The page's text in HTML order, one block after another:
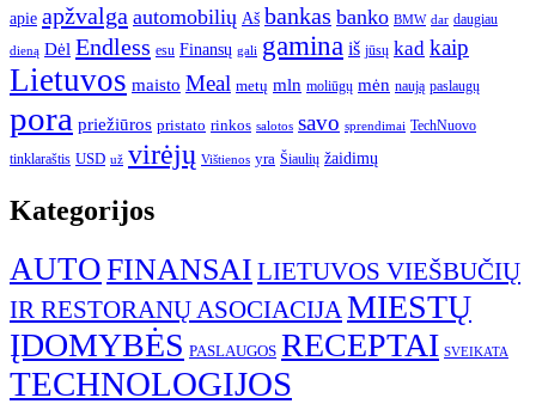
apie apžvalga automobilių Aš bankas banko BMW dar daugiau
dieną Dėl Endless esu Finansų gali gamina iš jūsų kad kaip
Lietuvos maisto Meal metų mln moliūgų mėn naują paslaugų
pora priežiūros pristato rinkos salotos savo sprendimai TechNuovo
tinklaraštis USD už virėjų Vištienos yra Šiaulių žaidimų
Kategorijos
AUTOFINANSAI LIETUVOS VIEŠBUČIŲ
IR RESTORANŲ ASOCIACIJA MIESTŲ
ĮDOMYBĖS PASLAUGOS RECEPTAI SVEIKATA
TECHNOLOGIJOS